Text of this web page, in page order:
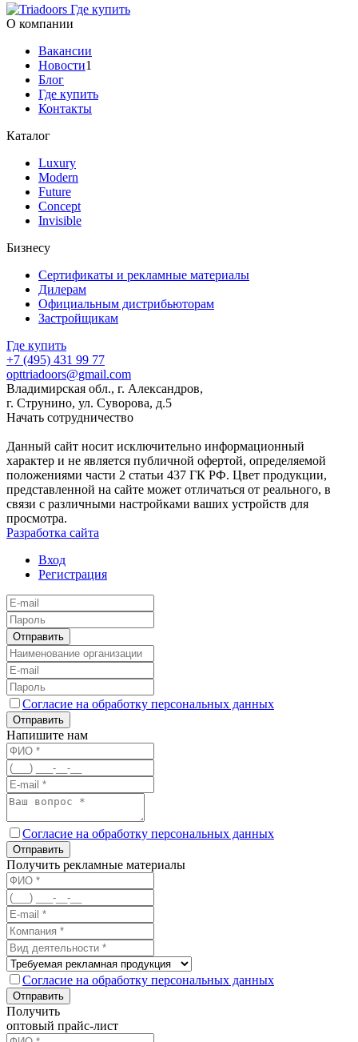
Где купить
О компании
Вакансии
Новости1
Блог
Где купить
Контакты
Каталог
Luxury
Modern
Future
Concept
Invisible
Бизнесу
Сертификаты и рекламные материалы
Дилерам
Официальным дистрибьюторам
Застройщикам
Где купить
+7 (495) 431 99 77
opttriadoors@gmail.com
Владимирская обл., г. Александров,
г. Струнино, ул. Суворова, д.5
Начать сотрудничество
Данный сайт носит исключительно информационный
характер и не является публичной офертой, определяемой
положениями части 2 статьи 437 ГК РФ. Цвет продукции,
представленной на сайте может отличаться от реального, в
связи с различными настройками ваших устройств для
просмотра.
Разработка сайта
Вход
Регистрация
Отправить
Согласие на обработку персональных данных
Отправить
Напишите нам
Согласие на обработку персональных данных
Отправить
Получить рекламные материалы
Согласие на обработку персональных данных
Отправить
Получить
оптовый прайс-лист